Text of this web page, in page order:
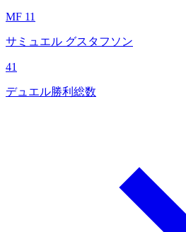
MF 11
サミュエル グスタフソン
41
デュエル勝利総数